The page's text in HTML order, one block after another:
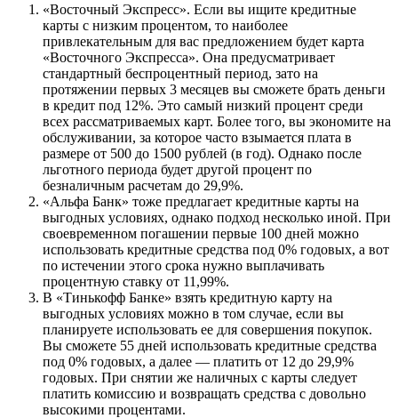
«Восточный Экспресс». Если вы ищите кредитные
карты с низким процентом, то наиболее
привлекательным для вас предложением будет карта
«Восточного Экспресса». Она предусматривает
стандартный беспроцентный период, зато на
протяжении первых 3 месяцев вы сможете брать деньги
в кредит под 12%. Это самый низкий процент среди
всех рассматриваемых карт. Более того, вы экономите на
обслуживании, за которое часто взымается плата в
размере от 500 до 1500 рублей (в год). Однако после
льготного периода будет другой процент по
безналичным расчетам до 29,9%.
«Альфа Банк» тоже предлагает кредитные карты на
выгодных условиях, однако подход несколько иной. При
своевременном погашении первые 100 дней можно
использовать кредитные средства под 0% годовых, а вот
по истечении этого срока нужно выплачивать
процентную ставку от 11,99%.
В «Тинькофф Банке» взять кредитную карту на
выгодных условиях можно в том случае, если вы
планируете использовать ее для совершения покупок.
Вы сможете 55 дней использовать кредитные средства
под 0% годовых, а далее — платить от 12 до 29,9%
годовых. При снятии же наличных с карты следует
платить комиссию и возвращать средства с довольно
высокими процентами.